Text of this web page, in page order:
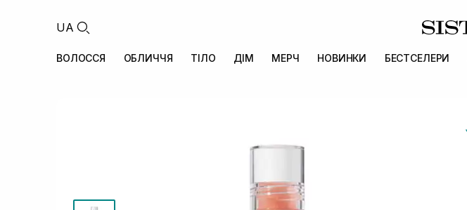
UA
ВОЛОССЯ ОБЛИЧЧЯ ТІЛО ДІМ МЕРЧ НОВИНКИ БЕСТСЕЛЕРИ